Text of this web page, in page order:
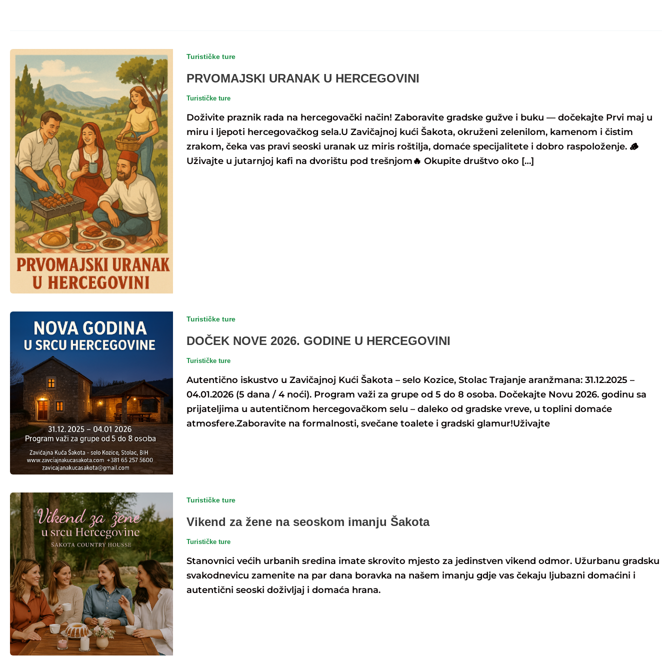
Turističke ture
PRVOMAJSKI URANAK U HERCEGOVINI
Turističke ture
Doživite praznik rada na hercegovački način! Zaboravite gradske gužve i buku — dočekajte Prvi maj u
miru i ljepoti hercegovačkog sela.U Zavičajnoj kući Šakota, okruženi zelenilom, kamenom i čistim
zrakom, čeka vas pravi seoski uranak uz miris roštilja, domaće specijalitete i dobro raspoloženje. 🪵
Uživajte u jutarnjoj kafi na dvorištu pod trešnjom🔥 Okupite društvo oko […]
Turističke ture
DOČEK NOVE 2026. GODINE U HERCEGOVINI
Turističke ture
Autentično iskustvo u Zavičajnoj Kući Šakota – selo Kozice, Stolac Trajanje aranžmana: 31.12.2025 –
04.01.2026 (5 dana / 4 noći). Program važi za grupe od 5 do 8 osoba. Dočekajte Novu 2026. godinu sa
prijateljima u autentičnom hercegovačkom selu – daleko od gradske vreve, u toplini domaće
atmosfere.Zaboravite na formalnosti, svečane toalete i gradski glamur!Uživajte
Turističke ture
Vikend za žene na seoskom imanju Šakota
Turističke ture
Stanovnici većih urbanih sredina imate skrovito mjesto za jedinstven vikend odmor. Užurbanu gradsku
svakodnevicu zamenite na par dana boravka na našem imanju gdje vas čekaju ljubazni domaćini i
autentični seoski doživljaj i domaća hrana.